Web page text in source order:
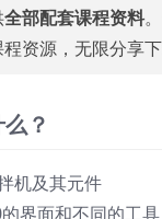
全部配套课程资料
资源，无限分享下
？
机及其元件
界面和不同的工具